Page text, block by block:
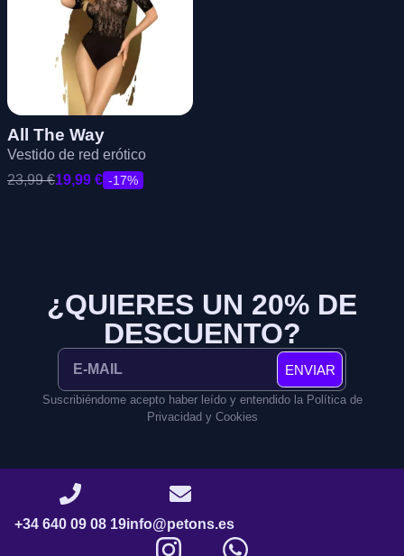
All The Way
Vestido de red erótico
23,99€19,99 € -17%
¿QUIERES UN 20% DE
DESCUENTO?
ENVIAR
Suscribiéndome acepto haber leído y entendido la Política de
Privacidad y Cookies
+34 640 09 08 19info@petons.es